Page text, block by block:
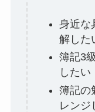
身近な
解した
簿記3
したい
簿記の
レンジ